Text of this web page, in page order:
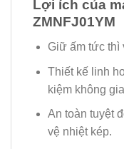
Lợi ích của
ZMNFJ01YM
Giữ ấm tức thì
Thiết kế linh
kiệm không
An toàn tuyệt
vệ nhiệt kép.